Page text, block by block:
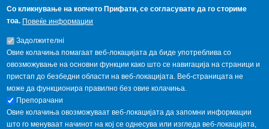
ГАЛЕРИЈА
Со кликнување на копчето Прифати, се согласувате да го сториме
тоа. Повеќе информации
Задолжителнi
Овие колачиња помагаат веб-локацијата да биде употреблива со
овозможување на основни функции како што се навигација на страници и
пристап до безбедни области на веб-локацијата. Веб-страницата не
може да функционира правилно без овие колачиња.
Препорачани
Овие колачиња овозможуваат веб-локацијата да запомни информации
што го менуваат начинот на кој се однесува или изгледа веб-локацијата,